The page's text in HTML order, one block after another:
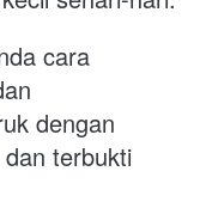
cara
dengan
terbukti